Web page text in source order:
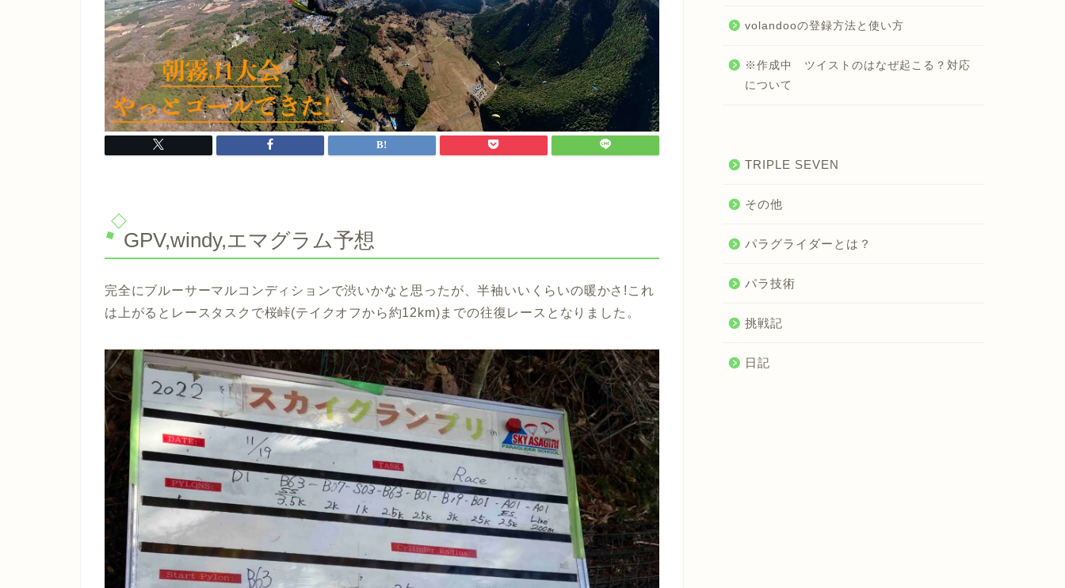
GPV,windy,エマグラム予想
完全にブルーサーマルコンディションで渋いかなと思ったが、半袖いいくらいの暖かさ!これ
は上がるとレースタスクで桜峠(テイクオフから約12km)までの往復レースとなりました。
volandooの登録方法と使い方
※作成中 ツイストのはなぜ起こる？対応
について
TRIPLE SEVEN
その他
パラグライダーとは？
パラ技術
挑戦記
日記